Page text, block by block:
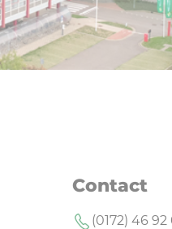
Contact
(0172) 46